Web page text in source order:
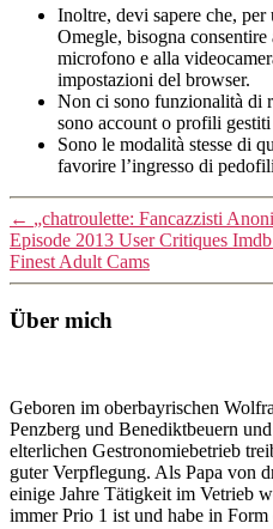
Inoltre, devi sapere che,
Omegle, bisogna
microfono e alla
impostazioni del browser.
Non ci sono funzionalità di
sono account o profili
Sono le modalità stesse di
favorire l’ingresso di
← „chatroulette: Fancazzisti
Episode 2013 User Critiques Imdb
Finest Adult Cams
Über mich
Geboren im oberbayrischen
Penzberg und Benediktbeuern
elterlichen Gestronomiebetrieb
guter Verpflegung. Als Papa von
einige Jahre Tätigkeit im Vetrieb
immer Prio 1 ist und habe in